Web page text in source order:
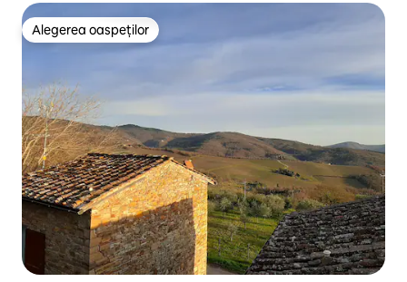
Alegerea oaspeților
Alegerea oaspeților